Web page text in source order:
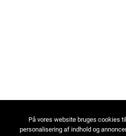
På vores website bruges cookies
personalisering af indhold og